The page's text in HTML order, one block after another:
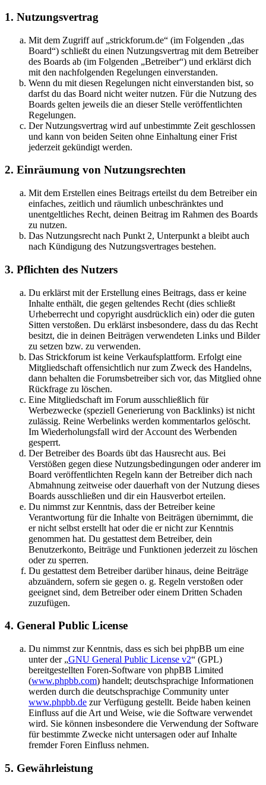
1. Nutzungsvertrag
Mit dem Zugriff auf „strickforum.de“ (im Folgenden „das
Board“) schließt du einen Nutzungsvertrag mit dem Betreiber
des Boards ab (im Folgenden „Betreiber“) und erklärst dich
mit den nachfolgenden Regelungen einverstanden.
Wenn du mit diesen Regelungen nicht einverstanden bist, so
darfst du das Board nicht weiter nutzen. Für die Nutzung des
Boards gelten jeweils die an dieser Stelle veröffentlichten
Regelungen.
Der Nutzungsvertrag wird auf unbestimmte Zeit geschlossen
und kann von beiden Seiten ohne Einhaltung einer Frist
jederzeit gekündigt werden.
2. Einräumung von Nutzungsrechten
Mit dem Erstellen eines Beitrags erteilst du dem Betreiber ein
einfaches, zeitlich und räumlich unbeschränktes und
unentgeltliches Recht, deinen Beitrag im Rahmen des Boards
zu nutzen.
Das Nutzungsrecht nach Punkt 2, Unterpunkt a bleibt auch
nach Kündigung des Nutzungsvertrages bestehen.
3. Pflichten des Nutzers
Du erklärst mit der Erstellung eines Beitrags, dass er keine
Inhalte enthält, die gegen geltendes Recht (dies schließt
Urheberrecht und copyright ausdrücklich ein) oder die guten
Sitten verstoßen. Du erklärst insbesondere, dass du das Recht
besitzt, die in deinen Beiträgen verwendeten Links und Bilder
zu setzen bzw. zu verwenden.
Das Strickforum ist keine Verkaufsplattform. Erfolgt eine
Mitgliedschaft offensichtlich nur zum Zweck des Handelns,
dann behalten die Forumsbetreiber sich vor, das Mitglied ohne
Rückfrage zu löschen.
Eine Mitgliedschaft im Forum ausschließlich für
Werbezwecke (speziell Generierung von Backlinks) ist nicht
zulässig. Reine Werbelinks werden kommentarlos gelöscht.
Im Wiederholungsfall wird der Account des Werbenden
gesperrt.
Der Betreiber des Boards übt das Hausrecht aus. Bei
Verstößen gegen diese Nutzungsbedingungen oder anderer im
Board veröffentlichten Regeln kann der Betreiber dich nach
Abmahnung zeitweise oder dauerhaft von der Nutzung dieses
Boards ausschließen und dir ein Hausverbot erteilen.
Du nimmst zur Kenntnis, dass der Betreiber keine
Verantwortung für die Inhalte von Beiträgen übernimmt, die
er nicht selbst erstellt hat oder die er nicht zur Kenntnis
genommen hat. Du gestattest dem Betreiber, dein
Benutzerkonto, Beiträge und Funktionen jederzeit zu löschen
oder zu sperren.
Du gestattest dem Betreiber darüber hinaus, deine Beiträge
abzuändern, sofern sie gegen o. g. Regeln verstoßen oder
geeignet sind, dem Betreiber oder einem Dritten Schaden
zuzufügen.
4. General Public License
Du nimmst zur Kenntnis, dass es sich bei phpBB um eine
unter der „GNU General Public License v2“ (GPL)
bereitgestellten Foren-Software von phpBB Limited
(www.phpbb.com) handelt; deutschsprachige Informationen
werden durch die deutschsprachige Community unter
www.phpbb.de zur Verfügung gestellt. Beide haben keinen
Einfluss auf die Art und Weise, wie die Software verwendet
wird. Sie können insbesondere die Verwendung der Software
für bestimmte Zwecke nicht untersagen oder auf Inhalte
fremder Foren Einfluss nehmen.
5. Gewährleistung